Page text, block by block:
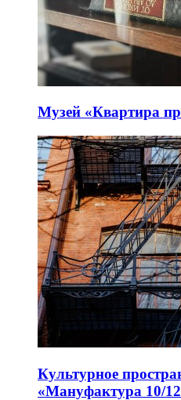
Музей «Квартира
Культурное
«Мануфактура 10/